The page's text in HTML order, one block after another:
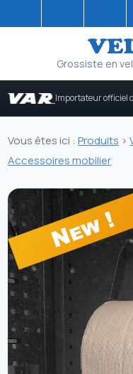
Grossiste en
Importateur officiel
Vous êtes ici :Produits >
Accessoires mobilier